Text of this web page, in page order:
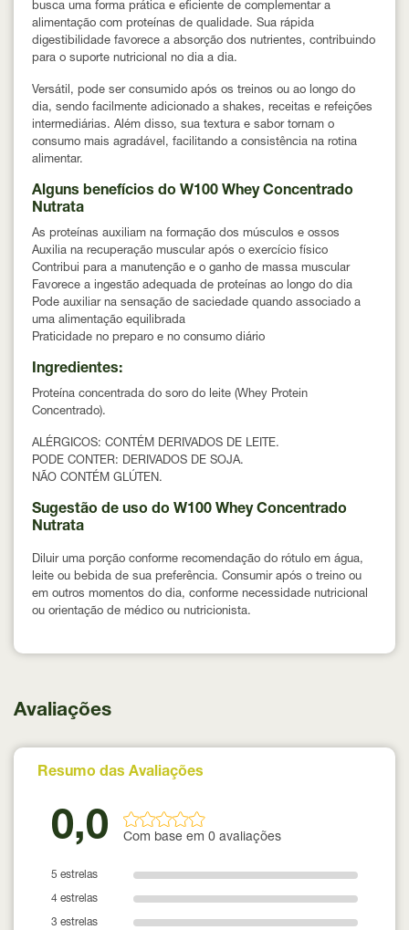
busca uma forma prática e eficiente de complementar a
alimentação com proteínas de qualidade. Sua rápida
digestibilidade favorece a absorção dos nutrientes, contribuindo
para o suporte nutricional no dia a dia.
Versátil, pode ser consumido após os treinos ou ao longo do
dia, sendo facilmente adicionado a shakes, receitas e refeições
intermediárias. Além disso, sua textura e sabor tornam o
consumo mais agradável, facilitando a consistência na rotina
alimentar.
Alguns benefícios do W100 Whey Concentrado
Nutrata
As proteínas auxiliam na formação dos músculos e ossos
Auxilia na recuperação muscular após o exercício físico
Contribui para a manutenção e o ganho de massa muscular
Favorece a ingestão adequada de proteínas ao longo do dia
Pode auxiliar na sensação de saciedade quando associado a
uma alimentação equilibrada
Praticidade no preparo e no consumo diário
Ingredientes:
Proteína concentrada do soro do leite (Whey Protein
Concentrado).
ALÉRGICOS: CONTÉM DERIVADOS DE LEITE.
PODE CONTER: DERIVADOS DE SOJA.
NÃO CONTÉM GLÚTEN.
Sugestão de uso do W100 Whey Concentrado
Nutrata
Diluir uma porção conforme recomendação do rótulo em água,
leite ou bebida de sua preferência. Consumir após o treino ou
em outros momentos do dia, conforme necessidade nutricional
ou orientação de médico ou nutricionista.
Avaliações
Resumo das Avaliações
0,0 Com base em 0 avaliações
5 estrelas
4 estrelas
3 estrelas